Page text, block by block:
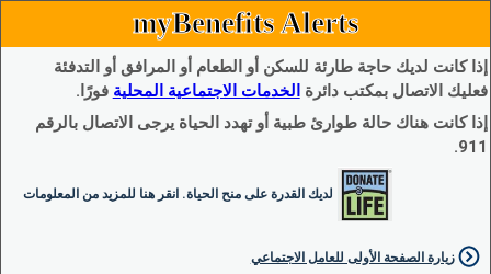
myBenefits Alerts
إذا كانت لديك حاجة طارئة للسكن أو الطعام أو المرافق أو التدفئة
فعليك الاتصال بمكتب دائرة الخدمات الاجتماعية المحلية فورًا.
إذا كانت هناك حالة طوارئ طبية أو تهدد الحياة يرجى الاتصال بالرقم
911.
لديك القدرة على منح الحياة. انقر هنا للمزيد من المعلومات
زيارة الصفحة الأولى للعامل الاجتماعي